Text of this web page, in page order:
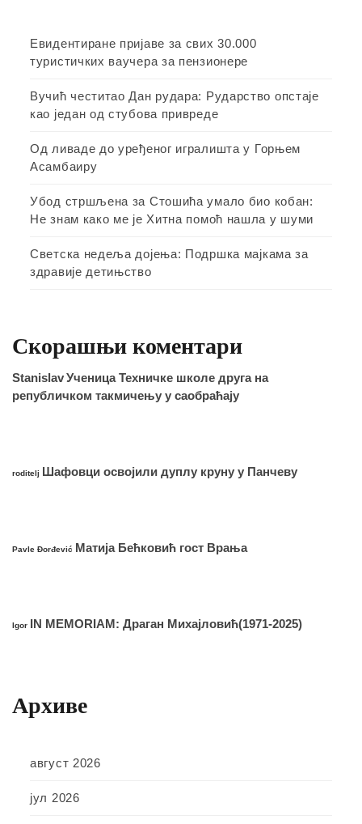
Евидентиране пријаве за свих 30.000
туристичких ваучера за пензионере
Вучић честитао Дан рудара: Рударство опстаје
као један од стубова привреде
Од ливаде до уређеног игралишта у Горњем
Асамбаиру
Убод стршљена за Стошића умало био кобан:
Не знам како ме је Хитна помоћ нашла у шуми
Светска недеља дојења: Подршка мајкама за
здравије детињство
Скорашњи коментари
StanislavУченица Техничке школе друга на
републичком такмичењу у саобраћају
roditelj Шафовци освојили дуплу круну у Панчеву
Pavle Đorđević Матија Бећковић гост Врања
Igor IN MEMORIAM: Драган Михајловић(1971-2025)
Архиве
август 2026
јул 2026